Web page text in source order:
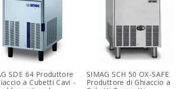
SDE 64 Produttore
a Cubetti Cavi -
SIMAG SCH 50 OX-SAFE
Produttore di Ghiaccio a